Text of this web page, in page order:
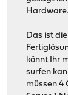
Hardware.
Das ist
könnt Ihr
surfen
müssen 4